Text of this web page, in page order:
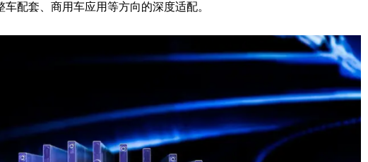
车配套、商用车应用等方向的深度适配。